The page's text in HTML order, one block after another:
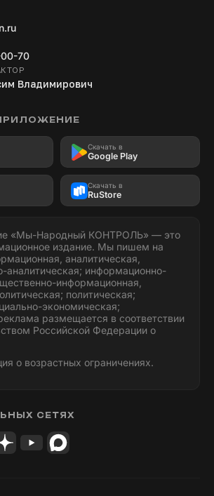
70
Владимирович
Скачать в
Google Play
Скачать в
RuStore
«Мы-Народный КОНТРОЛЬ» — это
издание. Мы пишем на
аналитическая,
аналитическая; информационно-
информационная,
политическая;
экономическая;
размещается в соответствии
Российской Федерации о
о возрастных ограничениях.
СЕТЯХ